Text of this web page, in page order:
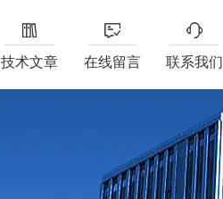
技术文章 在线留言 联系我们